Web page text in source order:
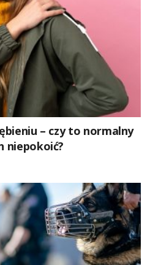
– czy to normalny
niepokoić?